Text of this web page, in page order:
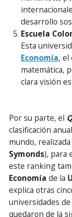
desarrollo
Escuela
Esta
Economía, el
matemática,
clara visión
Por su parte, el
clasificación
mundo,
Symonds), para
este ranking
Economía de la
explica otras
universidades
quedaron de la